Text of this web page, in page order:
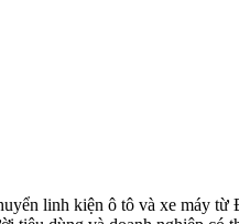
linh kiện ô tô và xe máy